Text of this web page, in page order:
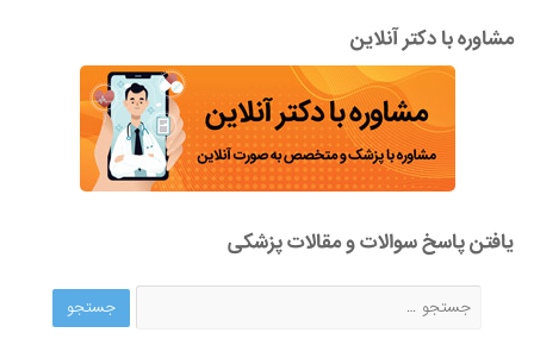
مشاوره با دکتر آنلاین
یافتن پاسخ سوالات و مقالات پزشکی